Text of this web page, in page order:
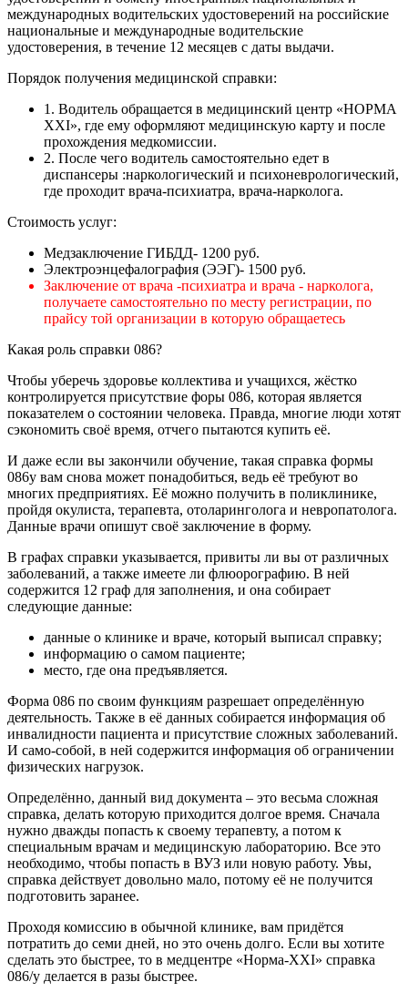
международных водительских удостоверений на российские
национальные и международные водительские
удостоверения, в течение 12 месяцев с даты выдачи.
Порядок получения медицинской справки:
1. Водитель обращается в медицинский центр «НОРМА
ХХI», где ему оформляют медицинскую карту и после
прохождения медкомиссии.
2. После чего водитель самостоятельно едет в
диспансеры :наркологический и психоневрологический,
где проходит врача-психиатра, врача-нарколога.
Стоимость услуг:
Медзаключение ГИБДД- 1200 руб.
Электроэнцефалография (ЭЭГ)- 1500 руб.
Заключение от врача -психиатра и врача - нарколога,
получаете самостоятельно по месту регистрации, по
прайсу той организации в которую обращаетесь
Какая роль справки 086?
Чтобы уберечь здоровье коллектива и учащихся, жёстко
контролируется присутствие форы 086, которая является
показателем о состоянии человека. Правда, многие люди хотят
сэкономить своё время, отчего пытаются купить её.
И даже если вы закончили обучение, такая справка формы
086у вам снова может понадобиться, ведь её требуют во
многих предприятиях. Её можно получить в поликлинике,
пройдя окулиста, терапевта, отоларинголога и невропатолога.
Данные врачи опишут своё заключение в форму.
В графах справки указывается, привиты ли вы от различных
заболеваний, а также имеете ли флюорографию. В ней
содержится 12 граф для заполнения, и она собирает
следующие данные:
данные о клинике и враче, который выписал справку;
информацию о самом пациенте;
место, где она предъявляется.
Форма 086 по своим функциям разрешает определённую
деятельность. Также в её данных собирается информация об
инвалидности пациента и присутствие сложных заболеваний.
И само-собой, в ней содержится информация об ограничении
физических нагрузок.
Определённо, данный вид документа – это весьма сложная
справка, делать которую приходится долгое время. Сначала
нужно дважды попасть к своему терапевту, а потом к
специальным врачам и медицинскую лабораторию. Все это
необходимо, чтобы попасть в ВУЗ или новую работу. Увы,
справка действует довольно мало, потому её не получится
подготовить заранее.
Проходя комиссию в обычной клинике, вам придётся
потратить до семи дней, но это очень долго. Если вы хотите
сделать это быстрее, то в медцентре «Норма-XXI» справка
086/у делается в разы быстрее.